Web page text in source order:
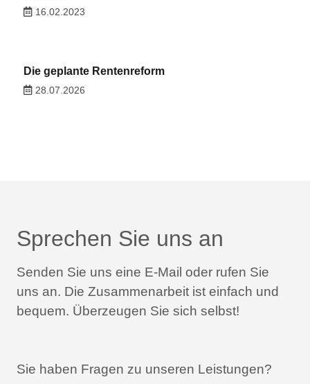
16.02.2023
Die geplante Rentenreform
28.07.2026
Sprechen Sie uns an
Senden Sie uns eine E-Mail oder rufen Sie
uns an. Die Zusammenarbeit ist einfach und
bequem. Überzeugen Sie sich selbst!
Sie haben Fragen zu unseren Leistungen?